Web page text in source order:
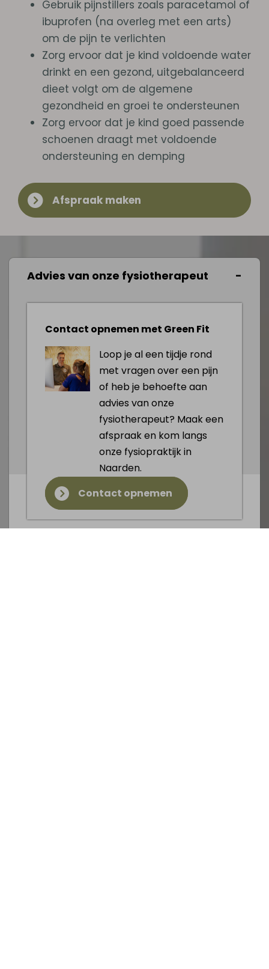
Gebruik pijnstillers zoals paracetamol of
ibuprofen (na overleg met een arts)
om de pijn te verlichten
Zorg ervoor dat je kind voldoende water
drinkt en een gezond, uitgebalanceerd
dieet volgt om de algemene
gezondheid en groei te ondersteunen
Zorg ervoor dat je kind goed passende
schoenen draagt met voldoende
ondersteuning en demping
Afspraak maken
Advies van onze fysiotherapeut
Contact opnemen met Green Fit
Loop je al een tijdje rond
met vragen over een pijn
of heb je behoefte aan
advies van onze
fysiotherapeut? Maak een
afspraak en kom langs
onze fysiopraktijk in
Naarden.
Contact opnemen